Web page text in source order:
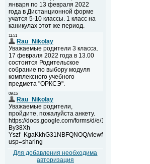
Для добавления необходима
авторизация